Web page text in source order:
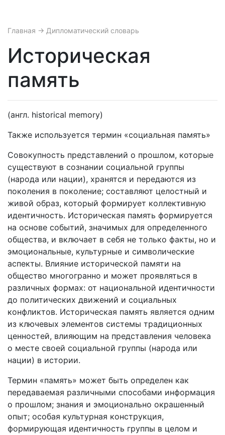
Главная → Дипломатический словарь
Историческая
память
(англ. historical memory)
Также используется термин «социальная память»
Совокупность представлений о прошлом, которые
существуют в сознании социальной группы
(народа или нации), хранятся и передаются из
поколения в поколение; составляют целостный и
живой образ, который формирует коллективную
идентичность. Историческая память формируется
на основе событий, значимых для определенного
общества, и включает в себя не только факты, но и
эмоциональные, культурные и символические
аспекты. Влияние исторической памяти на
общество многогранно и может проявляться в
различных формах: от национальной идентичности
до политических движений и социальных
конфликтов. Историческая память является одним
из ключевых элементов системы традиционных
ценностей, влияющим на представления человека
о месте своей социальной группы (народа или
нации) в истории.
Термин «память» может быть определен как
передаваемая различными способами информация
о прошлом; знания и эмоционально окрашенный
опыт; особая культурная конструкция,
формирующая идентичность группы в целом и